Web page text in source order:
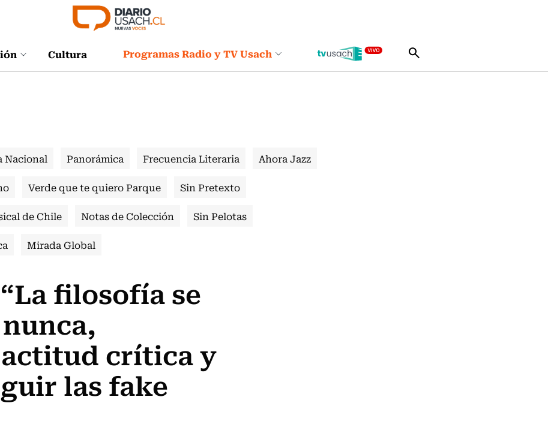
Cultura Programas Radio y TV Usach
Nacional Panorámica Frecuencia Literaria
Ahora Jazz
Verde que te quiero Parque
Sin Pretexto
de Chile Notas de Colección
Sin Pelotas
Mirada Global
filosofía se
crítica y
las fake